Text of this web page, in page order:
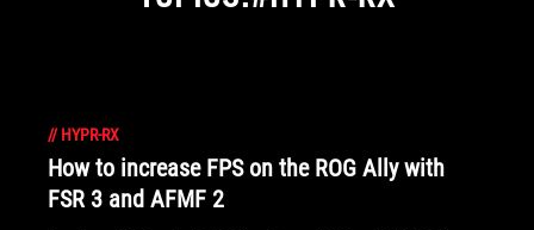
// HYPR-RX
How to increase FPS on the ROG Ally with
FSR 3 and AFMF 2